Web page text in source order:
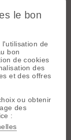
Archives
Cham!
ayant déjà
me donner?
plus indiquée?
le bon
l'utilisation de
bon
de cookies
des
et des offres
ou obtenir
des
: